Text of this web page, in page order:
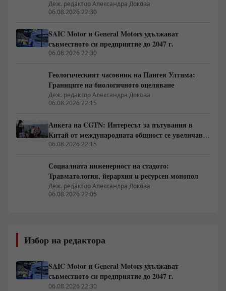
Деж. редактор Александра Докова
06.08.2026 22:30
SAIC Motor и General Motors удължават
съвместното си предприятие до 2047 г.
06.08.2026 22:30
Геологическият часовник на Пангея Ултима:
Границите на биологичното оцеляване
Деж. редактор Александра Докова
06.08.2026 22:15
Анкета на CGTN: Интересът за пътувания в
Китай от международната общност се увеличава
бързо
06.08.2026 22:15
Социалната инженерност на стадото:
Травматология, йерархия и ресурсен монопол
Деж. редактор Александра Докова
06.08.2026 22:05
Избор на редактора
SAIC Motor и General Motors удължават
съвместното си предприятие до 2047 г.
06.08.2026 22:30